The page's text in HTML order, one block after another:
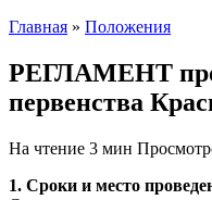
Главная » Положения
РЕГЛАМЕНТ
первенства
На чтение 3 мин
1. Сроки и место